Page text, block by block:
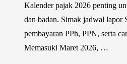
Kalender pajak 2026 penting
dan badan. Simak jadwal lapor
pembayaran PPh, PPN, serta
Memasuki Maret 2026, …